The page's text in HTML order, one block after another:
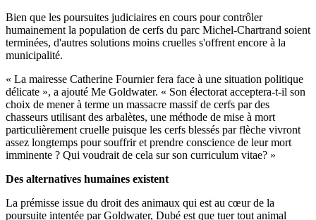
Bien que les poursuites judiciaires en cours pour contrôler
humainement la population de cerfs du parc Michel-Chartrand soient
terminées, d'autres solutions moins cruelles s'offrent encore à la
municipalité.
« La mairesse Catherine Fournier fera face à une situation politique
délicate », a ajouté Me Goldwater. « Son électorat acceptera-t-il son
choix de mener à terme un massacre massif de cerfs par des
chasseurs utilisant des arbalètes, une méthode de mise à mort
particulièrement cruelle puisque les cerfs blessés par flèche vivront
assez longtemps pour souffrir et prendre conscience de leur mort
imminente ? Qui voudrait de cela sur son curriculum vitae? »
Des alternatives humaines existent
La prémisse issue du droit des animaux qui est au cœur de la
poursuite intentée par Goldwater, Dubé est que tuer tout animal